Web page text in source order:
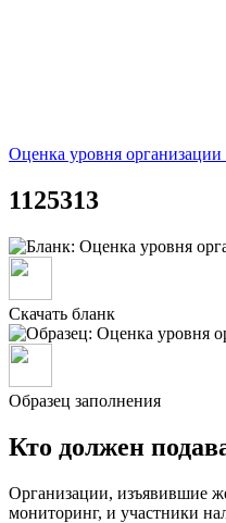
Оценка уровня
1125313
Скачать бланк
Образец заполнения
Кто должен
Организации, изъявившие
мониторинг, и участники